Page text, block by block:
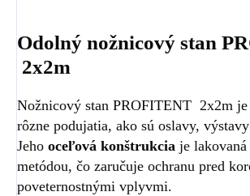
Odolný nožnicový stan
2x2m
Nožnicový stan PROFITENT 2x2m je
rôzne podujatia, ako sú oslavy,
Jeho oceľová konštrukcia je
metódou, čo zaručuje ochranu pred
poveternostnými vplyvmi.